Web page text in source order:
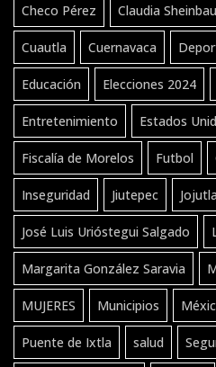
Checo Pérez Claudia
Cuautla Cuernavaca
Educación Elecciones 2024
Entretenimiento Estados
Fiscalía de Morelos Futbol
Inseguridad Jiutepec Jojutla
José Luis Urióstegui Salgado
Margarita González Saravia
MUJERES Municipios
Puente de Ixtla salud